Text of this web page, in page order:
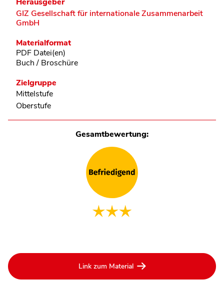
GIZ Gesellschaft für internationale Zusammenarbeit
GmbH
Materialformat
PDF Datei(en)
Buch / Broschüre
Zielgruppe
Mittelstufe
Oberstufe
Gesamtbewertung:
Link zum Material